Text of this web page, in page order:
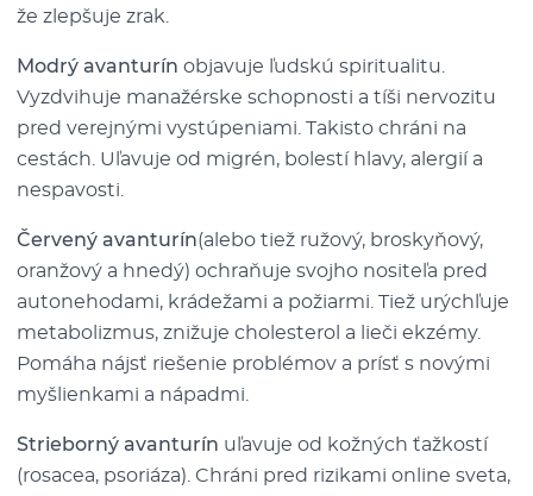
že zlepšuje zrak.
Modrý avanturín objavuje ľudskú spiritualitu.
Vyzdvihuje manažérske schopnosti a tíši nervozitu
pred verejnými vystúpeniami. Takisto chráni na
cestách. Uľavuje od migrén, bolestí hlavy, alergií a
nespavosti.
Červený avanturín(alebo tiež ružový, broskyňový,
oranžový a hnedý) ochraňuje svojho nositeľa pred
autonehodami, krádežami a požiarmi. Tiež urýchľuje
metabolizmus, znižuje cholesterol a lieči ekzémy.
Pomáha nájsť riešenie problémov a prísť s novými
myšlienkami a nápadmi.
Strieborný avanturín uľavuje od kožných ťažkostí
(rosacea, psoriáza). Chráni pred rizikami online sveta,